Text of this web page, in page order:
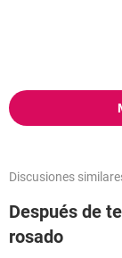
Discusiones
Después de
rosado